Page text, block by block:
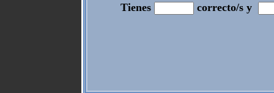
Tienes correcto/s y